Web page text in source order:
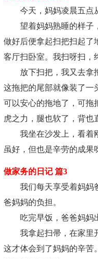
今天，妈妈凌晨五点
望着妈妈熟睡的样子
做好后便拿起扫把扫起了
客厅扫卧室。我扫呀扫，
放下扫把，我又去拿
这拖把的尾部就像装了一
可以安心的拖地了，可拖
虎之力，腿也软了，背也
我坐在沙发上，看着
虽好，但也是辛劳的成果
做家务的日记 篇3
我们每天享受着妈妈
爸妈妈的负担。
吃完早饭，爸爸妈
我拿起扫帚，在家里
这才体会到了妈妈的辛苦